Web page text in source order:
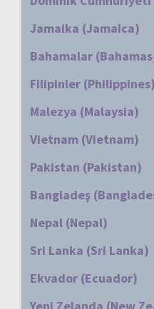
Jamaika (Jamaica)
Bahamalar
Filipinler (Philippines)
Malezya (Malaysia)
Vietnam (Vietnam)
Pakistan (Pakistan)
Bangladeş
Nepal (Nepal)
Sri Lanka (Sri Lanka)
Ekvador (Ecuador)